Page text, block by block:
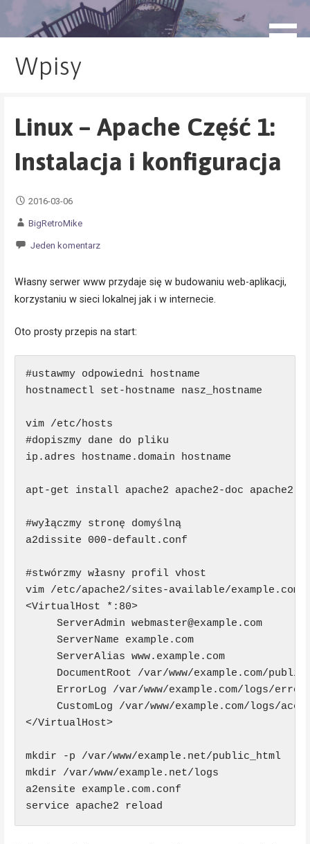
blog.monogatari.pl
Wpisy
Linux – Apache Część 1:
Instalacja i konfiguracja
2016-03-06
BigRetroMike
Jeden komentarz
Własny serwer www przydaje się w budowaniu web-aplikacji,
korzystaniu w sieci lokalnej jak i w internecie.
Oto prosty przepis na start:
#ustawmy odpowiedni hostname
hostnamectl set-hostname nasz_hostname
vim /etc/hosts
#dopiszmy dane do pliku
ip.adres hostname.domain hostname
apt-get install apache2 apache2-doc apache2-
#wyłączmy stronę domyślną
a2dissite 000-default.conf
#stwórzmy własny profil vhost
vim /etc/apache2/sites-available/
<VirtualHost *:80>
     ServerAdmin webmaster@example.com
     ServerName example.com
     ServerAlias www.example.com
DocumentRoot /var/www/example.com/
ErrorLog /var/www/example.com/logs/
CustomLog /var/www/example.com/logs/
</VirtualHost>
mkdir -p /var/www/example.net/public_html
mkdir /var/www/example.net/logs
a2ensite example.com.conf
service apache2 reload